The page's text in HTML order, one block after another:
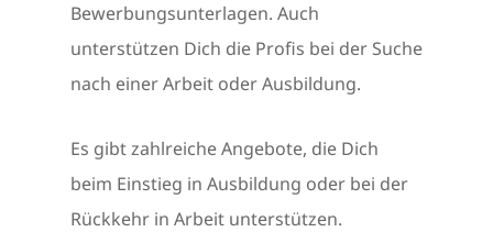
Bewerbungsunterlagen. Auch
unterstützen Dich die Profis bei der Suche
nach einer Arbeit oder Ausbildung.
Es gibt zahlreiche Angebote, die Dich
beim Einstieg in Ausbildung oder bei der
Rückkehr in Arbeit unterstützen.